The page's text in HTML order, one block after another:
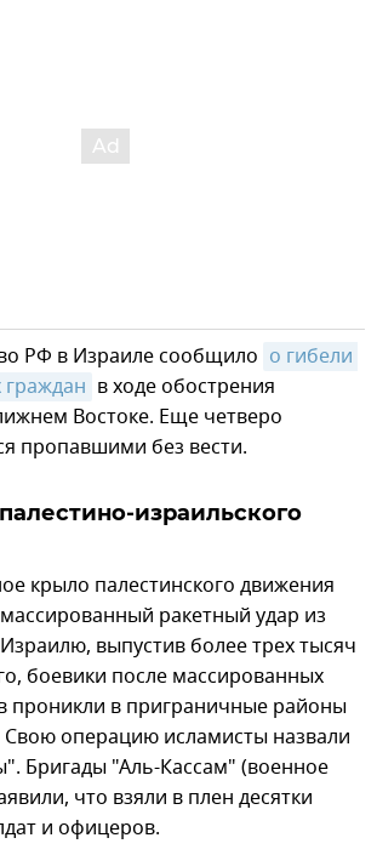
РФ в Израиле сообщило о гибели
граждан в ходе обострения
Востоке. Еще четверо
пропавшими без вести.
израильского
крыло палестинского движения
ракетный удар из
выпустив более трех тысяч
боевики после массированных
проникли в приграничные районы
Свою операцию исламисты назвали
Бригады "Аль-Кассам" (военное
что взяли в плен десятки
и офицеров.